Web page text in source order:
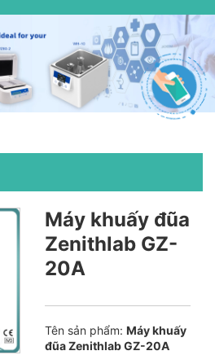
Máy khuấy đũa
Zenithlab GZ-
20A
Tên sản phẩm: Máy khuấy
đũa Zenithlab GZ-20A